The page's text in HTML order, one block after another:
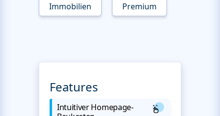
Immobilien Premium
Features
Intuitiver Homepage-